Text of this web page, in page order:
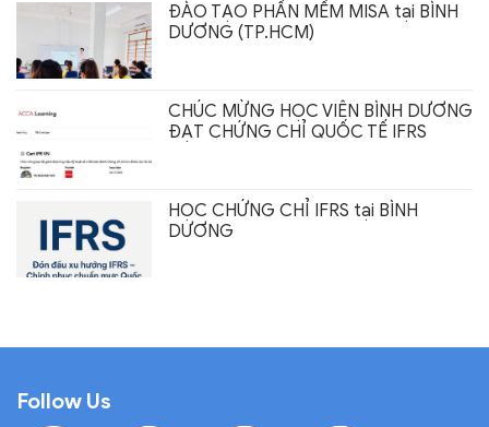
ĐÀO TẠO PHẦN MỀM MISA tại BÌNH
DƯƠNG (TP.HCM)
CHÚC MỪNG HỌC VIÊN BÌNH DƯƠNG
ĐẠT CHỨNG CHỈ QUỐC TẾ IFRS
HỌC CHỨNG CHỈ IFRS tại BÌNH
DƯƠNG
Follow Us